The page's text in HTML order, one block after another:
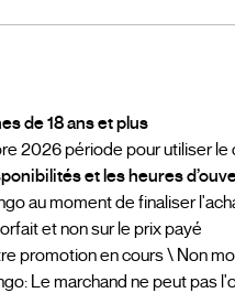
de 18 ans et plus
2026 période pour utiliser
et les heures
au moment de finaliser
et non sur le prix payé
promotion en cours \ Non
Le marchand ne peut pas